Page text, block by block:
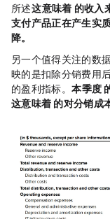
所述，这意味着 Circle 的收
支付产品正在产生实
降。
另一个值得关注的数据则是
映的是扣除分销费用后
的盈利指标。本季度 Circle 的
这意味着 Circle 的对分